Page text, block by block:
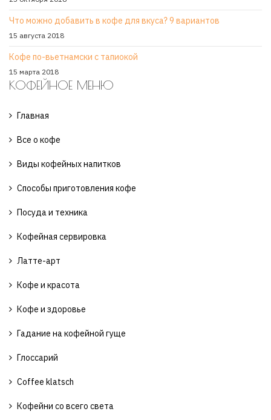
Что можно добавить в кофе для вкуса? 9 вариантов
15 августа 2018
Кофе по-вьетнамски с тапиокой
15 марта 2018
КОФЕЙНОЕ МЕНЮ
Главная
Все о кофе
Виды кофейных напитков
Способы приготовления кофе
Посуда и техника
Кофейная сервировка
Латте-арт
Кофе и красота
Кофе и здоровье
Гадание на кофейной гуще
Глоссарий
Coffee klatsch
Кофейни со всего света